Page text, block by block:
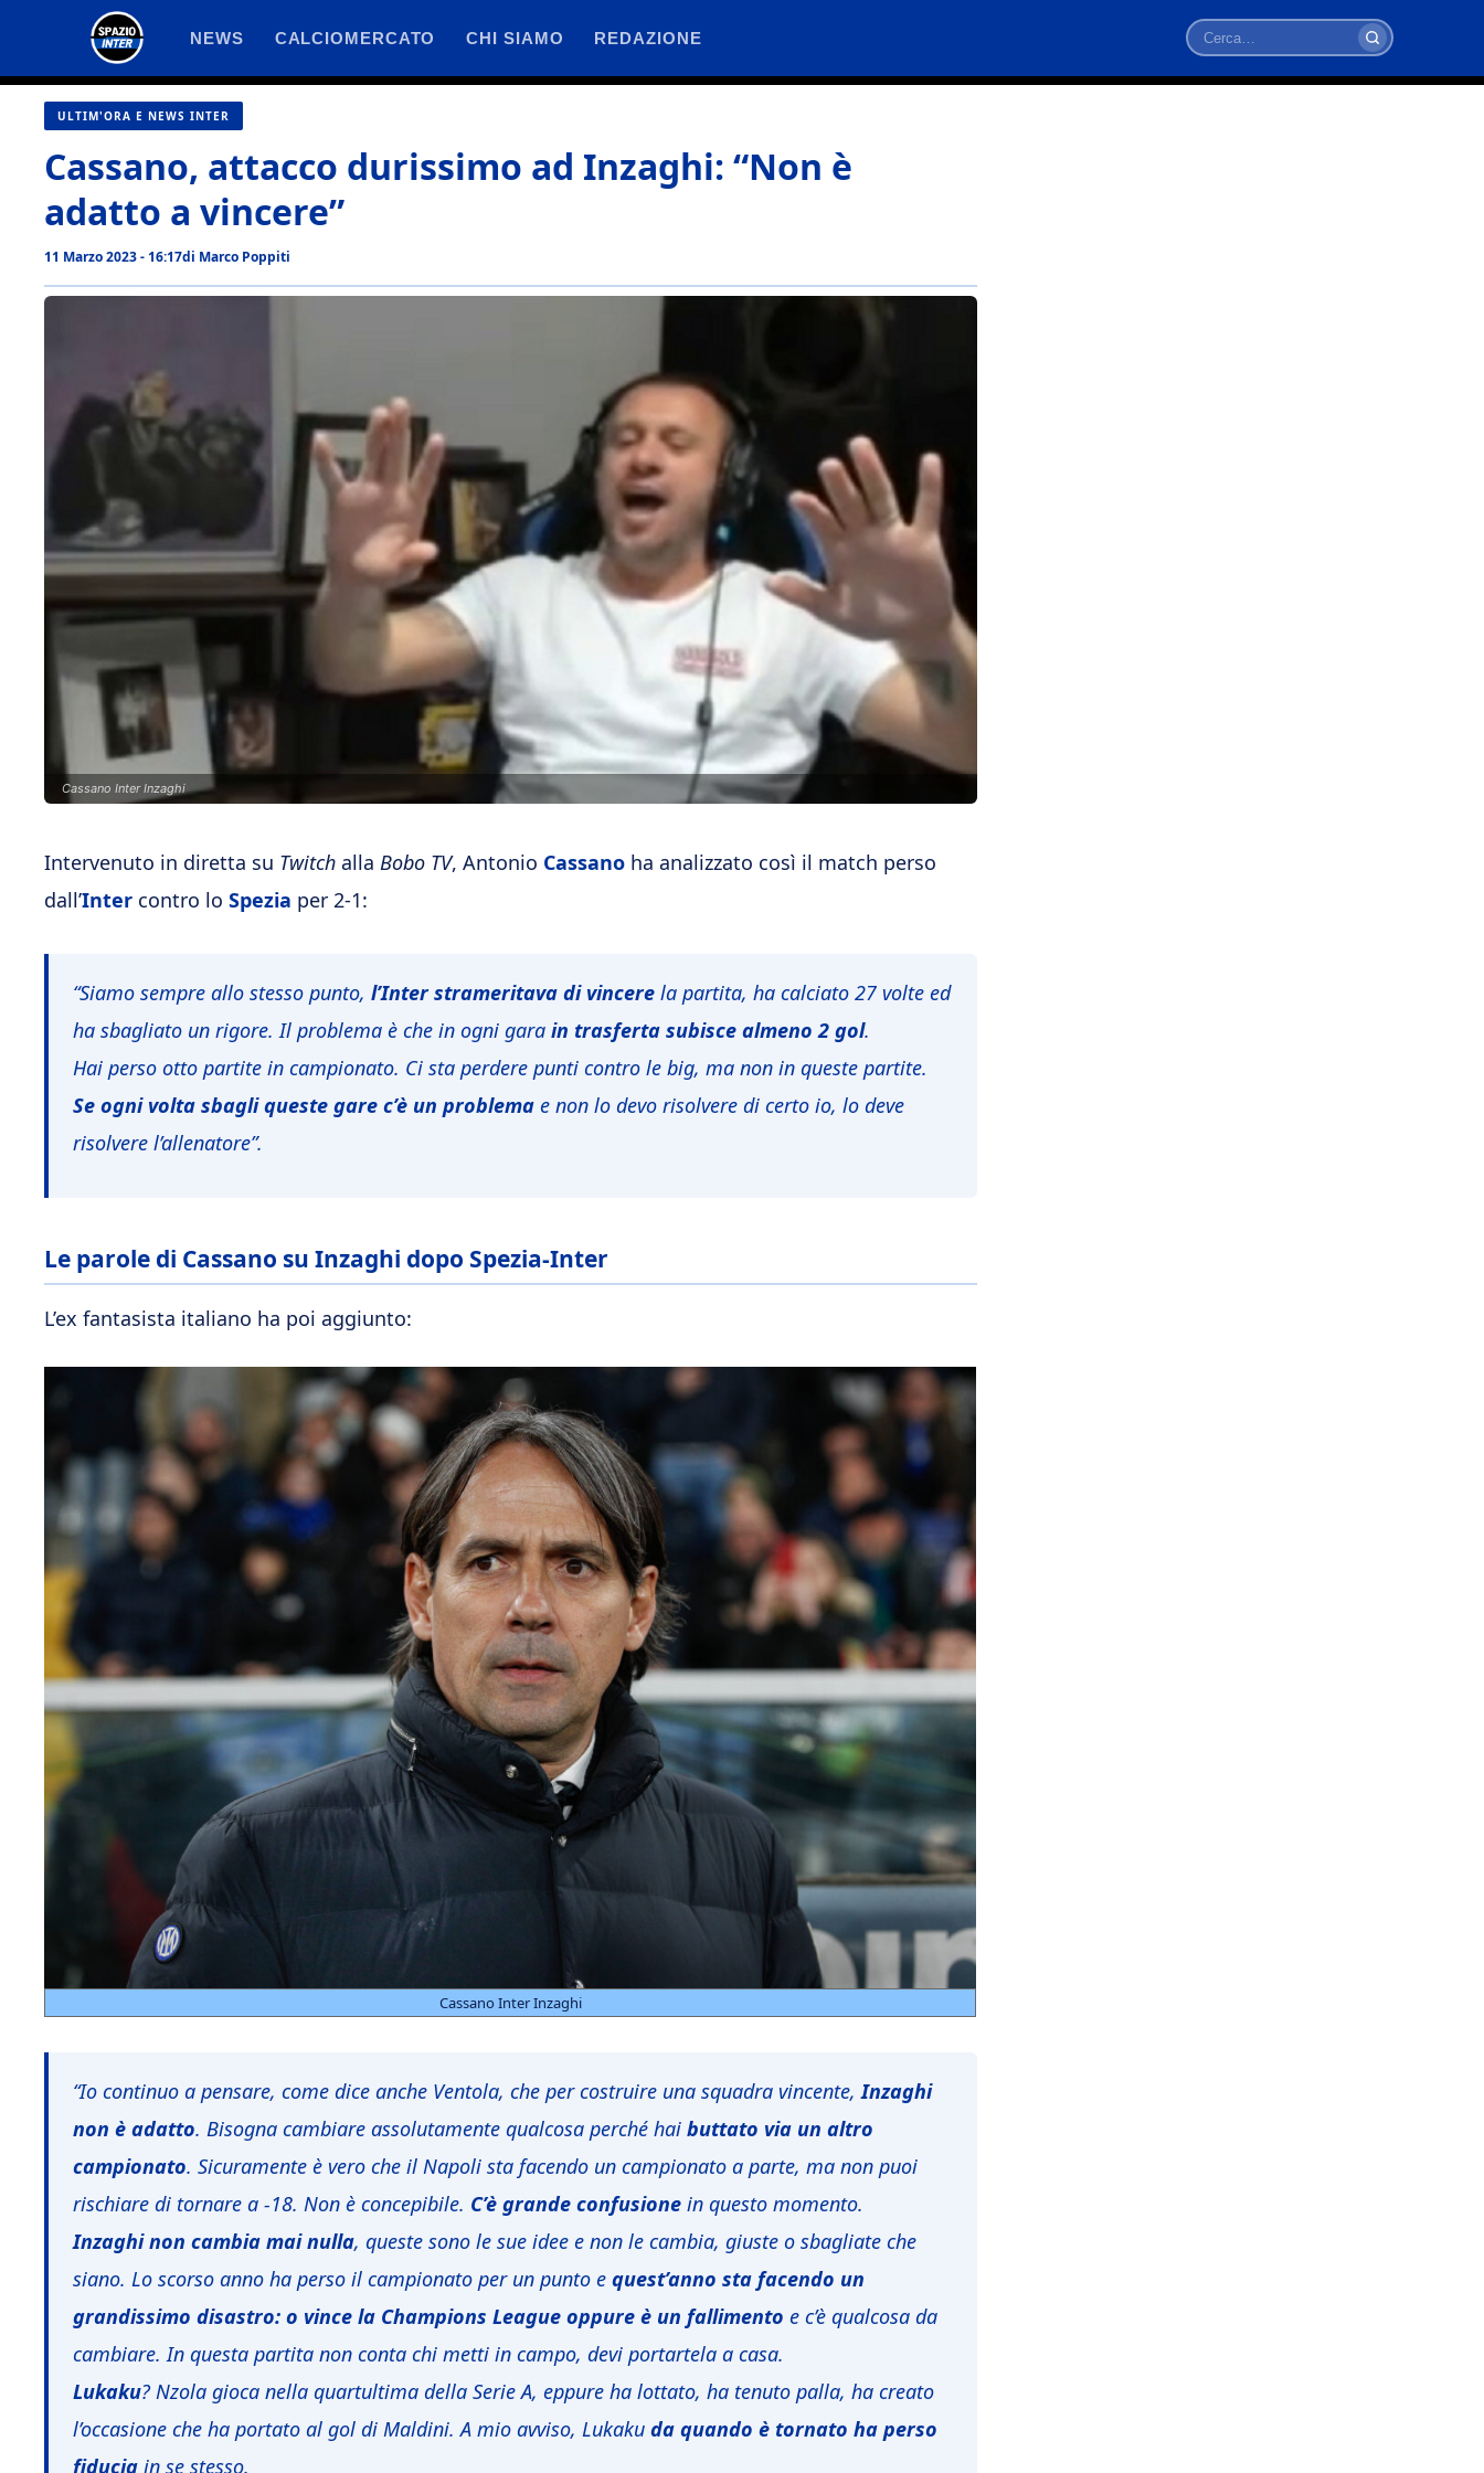
contenuto
NEWS CALCIOMERCATO CHI SIAMO REDAZIONE
Cerca
ULTIM'ORA E NEWS INTER
Cassano, attacco durissimo ad Inzaghi: “Non è
adatto a vincere”
11 Marzo 2023 - 16:17di Marco Poppiti
Cassano Inter Inzaghi
Intervenuto in diretta su Twitch alla Bobo TV, Antonio Cassano ha analizzato così il match perso
dall’Inter contro lo Spezia per 2-1:
“Siamo sempre allo stesso punto, l’Inter strameritava di vincere la partita, ha calciato 27 volte ed
ha sbagliato un rigore. Il problema è che in ogni gara in trasferta subisce almeno 2 gol.
Hai perso otto partite in campionato. Ci sta perdere punti contro le big, ma non in queste partite.
Se ogni volta sbagli queste gare c’è un problema e non lo devo risolvere di certo io, lo deve
risolvere l’allenatore”.
Le parole di Cassano su Inzaghi dopo Spezia-Inter
L’ex fantasista italiano ha poi aggiunto:
Cassano Inter Inzaghi
“Io continuo a pensare, come dice anche Ventola, che per costruire una squadra vincente, Inzaghi
non è adatto. Bisogna cambiare assolutamente qualcosa perché hai buttato via un altro
campionato. Sicuramente è vero che il Napoli sta facendo un campionato a parte, ma non puoi
rischiare di tornare a -18. Non è concepibile. C’è grande confusione in questo momento.
Inzaghi non cambia mai nulla, queste sono le sue idee e non le cambia, giuste o sbagliate che
siano. Lo scorso anno ha perso il campionato per un punto e quest’anno sta facendo un
grandissimo disastro: o vince la Champions League oppure è un fallimento e c’è qualcosa da
cambiare. In questa partita non conta chi metti in campo, devi portartela a casa.
Lukaku? Nzola gioca nella quartultima della Serie A, eppure ha lottato, ha tenuto palla, ha creato
l’occasione che ha portato al gol di Maldini. A mio avviso, Lukaku da quando è tornato ha perso
fiducia in se stesso.